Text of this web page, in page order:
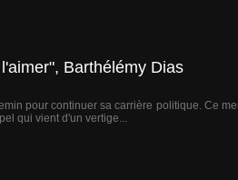
Barthélémy Dias
pour continuer sa carrière politique. Ce
qui vient d'un vertige...